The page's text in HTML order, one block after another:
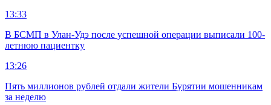
13:33
В БСМП в Улан-Удэ после успешной операции выписали 100-
летнюю пациентку
13:26
Пять миллионов рублей отдали жители Бурятии мошенникам
за неделю